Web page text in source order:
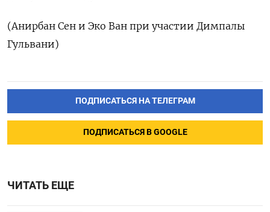
(Анирбан Сен и Эко Ван при участии Димпалы
Гульвани)
ПОДПИСАТЬСЯ НА ТЕЛЕГРАМ
ПОДПИСАТЬСЯ В GOOGLE
ЧИТАТЬ ЕЩЕ